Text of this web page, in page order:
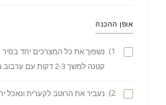
אופן ההכנה
1)
נשפוך את כל המצרכים יחד
קטנה למשך 2-3 דקות עם ערבוב מתמיד.
2)
נעביר את הרוטב לקערית ונאכל